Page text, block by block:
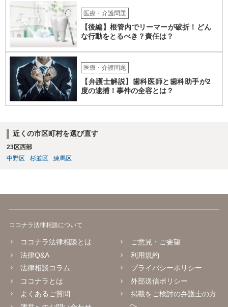
医療・介護問題
【後編】根管内でリーマーが破折！どん
な行動をとるべき？責任は？
医療・介護問題
【弁護士解説】歯科医師と歯科助手が2
度の逮捕！事件の全容とは？
近くの市区町村を選び直す
23区西部
中野区
杉並区 練馬区
ココナラ法律相談について
ココナラ法律相談とは
法律Q&A
法律相談コラム
ココナラとは
よくあるご質問
ご意見・ご要望
利用規約
プライバシーポリシー
外部送信ポリシー
掲載をご検討の弁護士の方
へ